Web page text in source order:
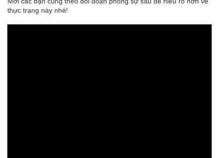
thực trạng này nhé!